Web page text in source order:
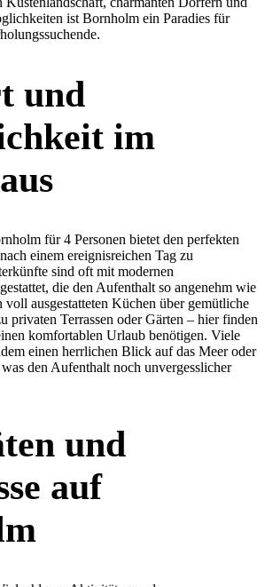
ist Bornholm ein Paradies für
und
im
für 4 Personen bietet den perfekten
einem ereignisreichen Tag zu
sind oft mit modernen
die den Aufenthalt so angenehm wie
voll ausgestatteten Küchen über gemütliche
privaten Terrassen oder Gärten – hier finden
komfortablen Urlaub benötigen. Viele
einen herrlichen Blick auf das Meer oder
den Aufenthalt noch unvergesslicher
und
auf